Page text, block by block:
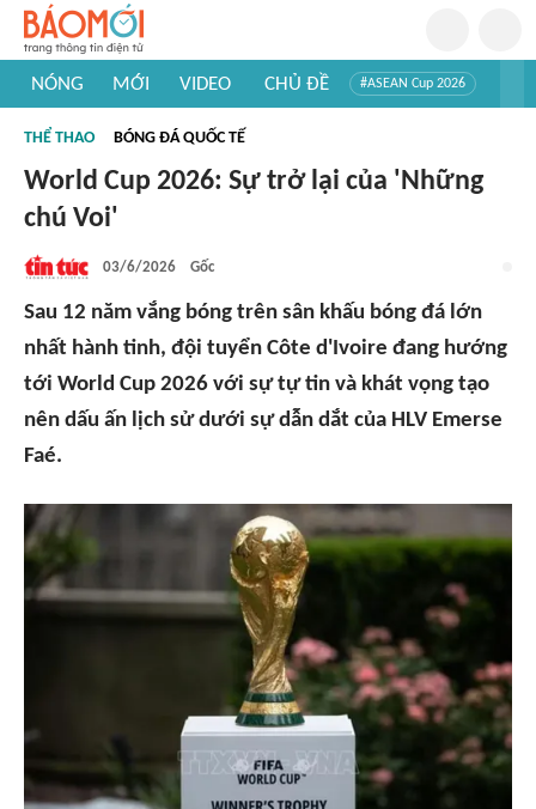
NÓNG MỚI VIDEO CHỦ ĐỀ #ASEAN Cup 2026
#Khám phá thế giới
THỂ THAO BÓNG ĐÁ QUỐC TẾ
World Cup 2026: Sự trở lại của 'Những
chú Voi'
03/6/2026 Gốc
Sau 12 năm vắng bóng trên sân khấu bóng đá lớn
nhất hành tinh, đội tuyển Côte d'Ivoire đang hướng
tới World Cup 2026 với sự tự tin và khát vọng tạo
nên dấu ấn lịch sử dưới sự dẫn dắt của HLV Emerse
Faé.